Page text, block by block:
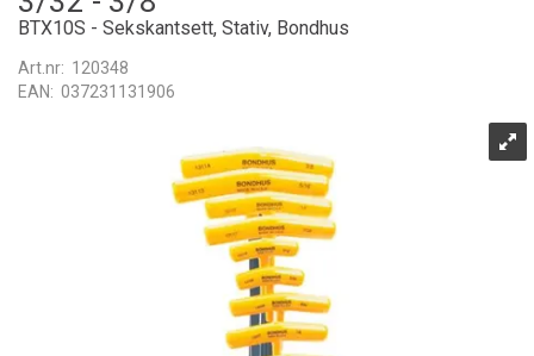
BTX10S - Sekskantsett, Stativ, Bondhus
Art.nr: 120348
EAN: 037231131906